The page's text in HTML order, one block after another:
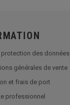
protection des données
générales de vente
et frais de port
professionnel